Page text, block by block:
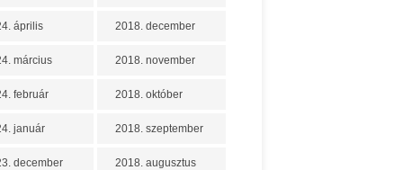
április
március
február
január
december
2018. december
2018. november
2018. október
2018. szeptember
2018. augusztus